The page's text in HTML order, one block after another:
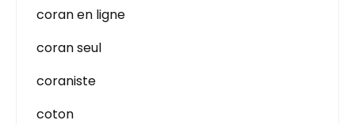
coran en ligne
coran seul
coraniste
coton